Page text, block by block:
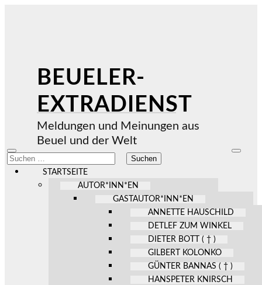
BEUELER-
EXTRADIENST
Meldungen und Meinungen aus
Beuel und der Welt
Mobile-
Menü
ein-/ausblenden
Suchen
nach:
STARTSEITE
AUTOR*INN*EN
GASTAUTOR*INN*EN
ANNETTE HAUSCHILD
DETLEF ZUM WINKEL
DIETER BOTT ( † )
GILBERT KOLONKO
GÜNTER BANNAS ( † )
HANSPETER KNIRSCH